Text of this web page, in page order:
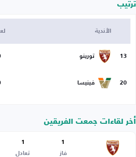
ترتيب
الأندية
13 تورينو
20 فينيسا
أخر لقاءات جمعت الفريقين
1
فاز
1
تعادل